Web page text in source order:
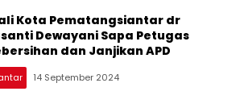
Kota Pematangsiantar dr
Dewayani Sapa Petugas
dan Janjikan APD
14 September 2024